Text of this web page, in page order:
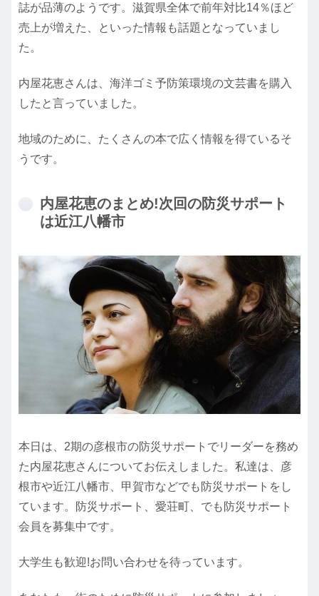
誌が品薄のようです。滋賀県全体で前年対比14％ほど
売上が増えた、といった情報も話題となっていまし
た。
内屋花恵さんは、海洋ゴミ予防策環境の文芸書を購入
したと言っていました。
地域のために、たくさんの本で広く情報を得ているそ
うです。
内屋花恵のまとめ!次回の防災サポート
は近江八幡市
本日は、2期の彦根市の防災サポートでリーダーを務め
た内屋花恵さんについてお伝えしました。私達は、彦
根市や近江八幡市、甲賀市などでも防災サポートをし
ています。防災サポート、愛荘町、でも防災サポート
会員を募集中です。
大学生も歓迎!お問い合わせを待っています。